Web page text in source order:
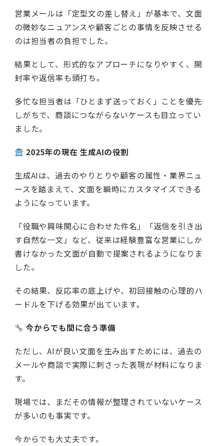
営業メールは「定型文の差し替え」が基本で、文面
の微妙なニュアンスや顧客ごとの事情を反映させる
のは担当者の負担でした。
結果として、形式的なアプローチになりやすく、開
封率や返信率も頭打ち。
多忙な担当者は「ひとまず送っておく」ことを優先
しがちで、商談につながらないケースも目立ってい
ました。
2025年の現在 生成AIの役割
生成AIは、過去のやりとりや顧客の属性・業界ニュ
ースを踏まえて、文面を瞬時にカスタマイズできる
ようになっています。
「役職や興味関心に合わせた件名」「返信を引き出
す自然な一文」など、従来は経験豊富な営業にしか
書けなかった文面が自動で提案されるようになりま
した。
その結果、反応率の底上げや、初回接触の心理的ハ
ードルを下げる効果が出ています。
今からでも間に合う準備
ただし、AIが良い文面を生み出すためには、過去の
メールや商談で実際に刺さった表現が材料になりま
す。
現場では、まだその情報が整理されていないケース
が多いのも事実です。
今からでも大丈夫です。